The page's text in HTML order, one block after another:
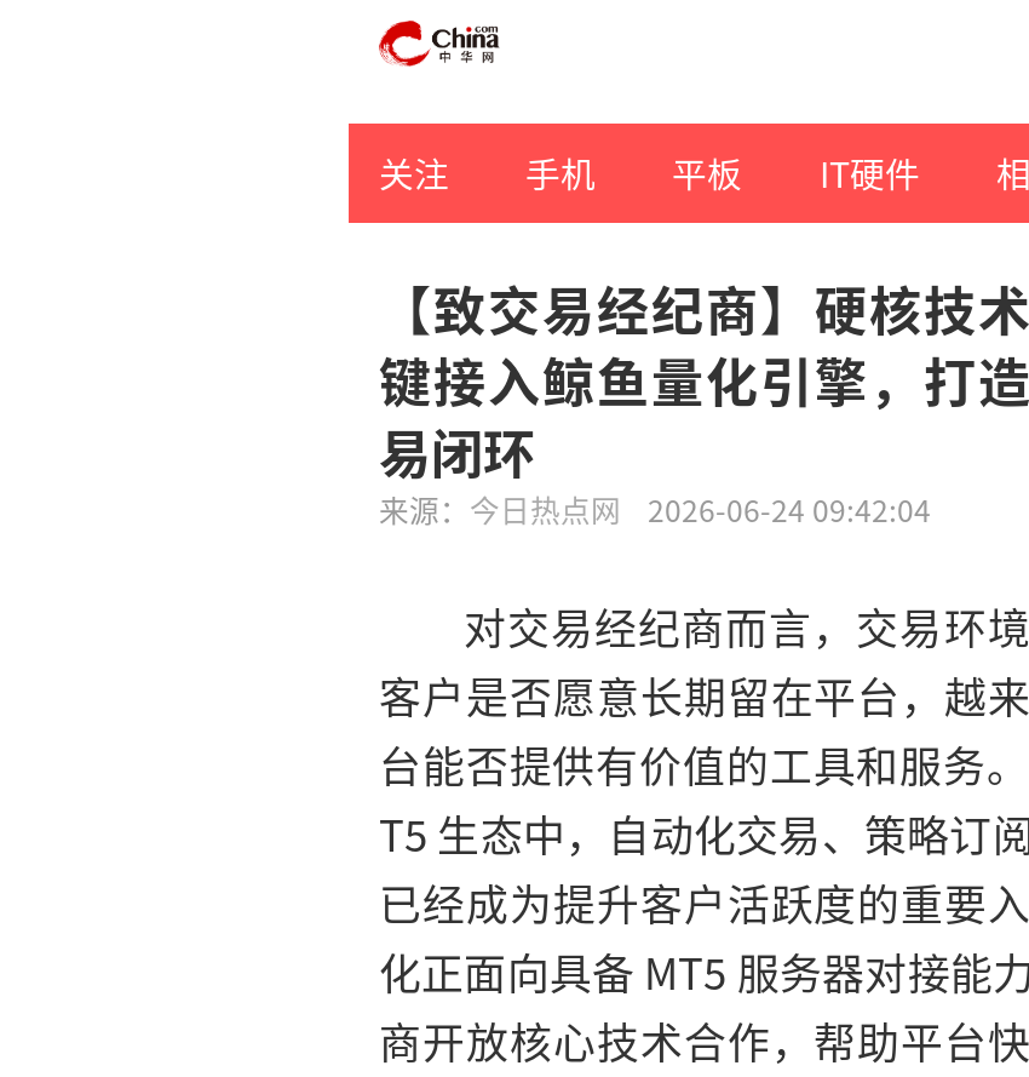
关注 手机 平板 IT硬件
【致交易经纪商】硬核技
键接入鲸鱼量化引擎，打
易闭环
来源： 今日热点网 2026-06-24 09:42:04
对交易经纪商而言，交易环境
客户是否愿意长期留在平台，越
台能否提供有价值的工具和服务
T5 生态中，自动化交易、策略订
已经成为提升客户活跃度的重要
化正面向具备 MT5 服务器对接能
商开放核心技术合作，帮助平台